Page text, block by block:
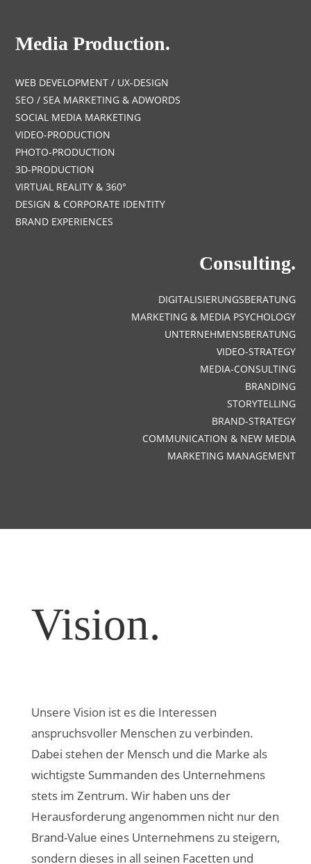
Media Production.
WEB DEVELOPMENT / UX-DESIGN
SEO / SEA MARKETING & ADWORDS
SOCIAL MEDIA MARKETING
VIDEO-PRODUCTION
PHOTO-PRODUCTION
3D-PRODUCTION
VIRTUAL REALITY & 360°
DESIGN & CORPORATE IDENTITY
BRAND EXPERIENCES
Consulting.
DIGITALISIERUNGSBERATUNG
MARKETING & MEDIA PSYCHOLOGY
UNTERNEHMENSBERATUNG
VIDEO-STRATEGY
MEDIA-CONSULTING
BRANDING
STORYTELLING
BRAND-STRATEGY
COMMUNICATION & NEW MEDIA
MARKETING MANAGEMENT
Vision.
Unsere Vision ist es die Interessen
anspruchsvoller Menschen zu verbinden.
Dabei stehen der Mensch und die Marke als
wichtigste Summanden des Unternehmens
stets im Zentrum. Wir haben uns der
Herausforderung angenommen nicht nur den
Brand-Value eines Unternehmens zu steigern,
sondern dieses in all seinen Facetten und